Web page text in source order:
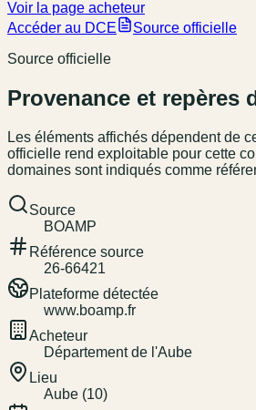
Voir la page acheteur
Accéder au DCE
Source officielle
Source officielle
Provenance et repères
Les éléments affichés dépendent de
officielle rend exploitable pour cette
domaines sont indiqués comme
Source
BOAMP
Référence source
26-66421
Plateforme détectée
www.boamp.fr
Acheteur
Département de l'Aube
Lieu
Aube (10)